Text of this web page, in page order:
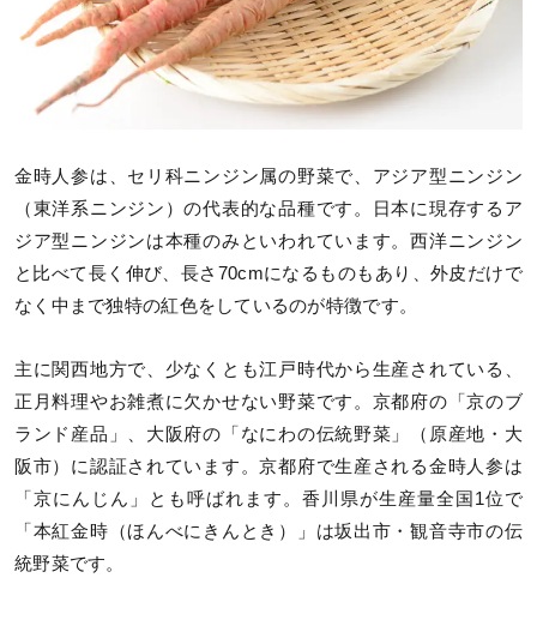
金時人参は、セリ科ニンジン属の野菜で、アジア型ニンジン
（東洋系ニンジン）の代表的な品種です。日本に現存するア
ジア型ニンジンは本種のみといわれています。西洋ニンジン
と比べて長く伸び、長さ70cmになるものもあり、外皮だけで
なく中まで独特の紅色をしているのが特徴です。
主に関西地方で、少なくとも江戸時代から生産されている、
正月料理やお雑煮に欠かせない野菜です。京都府の「京のブ
ランド産品」、大阪府の「なにわの伝統野菜」（原産地・大
阪市）に認証されています。京都府で生産される金時人参は
「京にんじん」とも呼ばれます。香川県が生産量全国1位で
「本紅金時（ほんべにきんとき）」は坂出市・観音寺市の伝
統野菜です。